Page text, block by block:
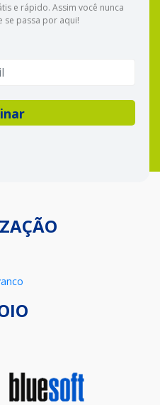
e rápido. Assim você nunca
se passa por aqui!